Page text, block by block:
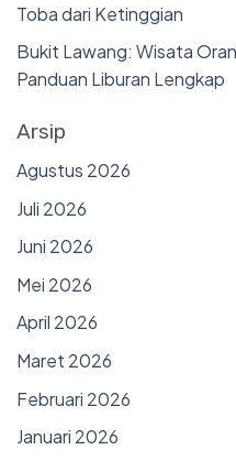
Toba dari Ketinggian
Bukit Lawang: Wisata
Panduan Liburan Lengkap
Arsip
Agustus 2026
Juli 2026
Juni 2026
Mei 2026
April 2026
Maret 2026
Februari 2026
Januari 2026